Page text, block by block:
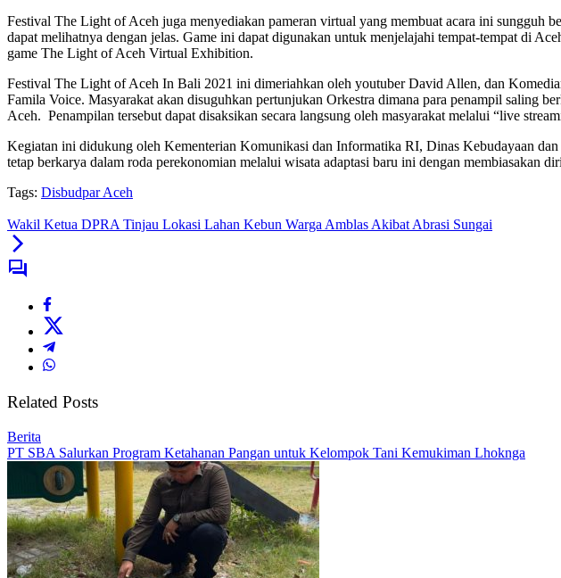
Festival The Light of Aceh juga menyediakan pameran virtual yang membuat acara ini sungguh
dapat melihatnya dengan jelas. Game ini dapat digunakan untuk menjelajahi tempat-tempat di
game The Light of Aceh Virtual Exhibition.
Festival The Light of Aceh In Bali 2021 ini dimeriahkan oleh youtuber David Allen, dan
Famila Voice. Masyarakat akan disuguhkan pertunjukan Orkestra dimana para penampil saling
Aceh. Penampilan tersebut dapat disaksikan secara langsung oleh masyarakat melalui “live
Kegiatan ini didukung oleh Kementerian Komunikasi dan Informatika RI, Dinas Kebudayaan
tetap berkarya dalam roda perekonomian melalui wisata adaptasi baru ini dengan membiasakan
Tags: Disbudpar Aceh
Wakil Ketua DPRA Tinjau Lokasi Lahan Kebun Warga Amblas Akibat Abrasi Sungai
Related Posts
Berita
PT SBA Salurkan Program Ketahanan Pangan untuk Kelompok Tani Kemukiman Lhoknga